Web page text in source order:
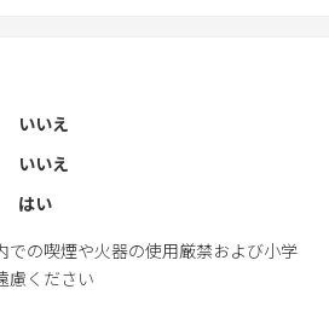
いいえ
いいえ
はい
での喫煙や火器の使用厳禁および小学
慮ください